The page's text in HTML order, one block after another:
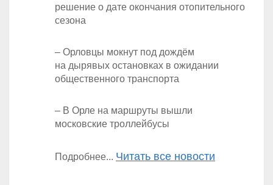
решение о дате окончания отопительного
сезона
– Орловцы мокнут под дождём
на дырявых остановках в ожидании
общественного транспорта
– В Орле на маршруты вышли
московские троллейбусы
Подробнее... Читать все новости